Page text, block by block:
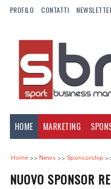
PROFILO CONTATTI
HOME MARKETING
Home News Sponsorship
NUOVO SPONSOR